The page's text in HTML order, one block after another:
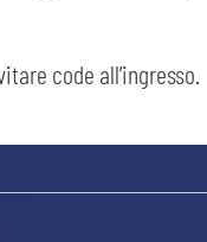
code all’ingresso.